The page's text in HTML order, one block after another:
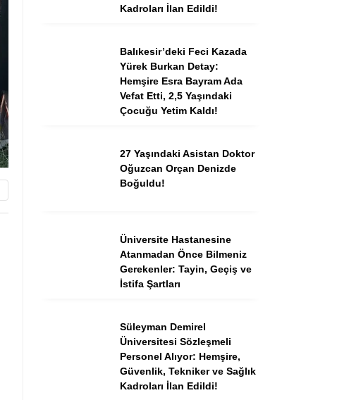
Kadroları İlan Edildi!
Balıkesir’deki Feci Kazada
Yürek Burkan Detay:
Hemşire Esra Bayram Ada
Vefat Etti, 2,5 Yaşındaki
Çocuğu Yetim Kaldı!
27 Yaşındaki Asistan Doktor
Oğuzcan Orçan Denizde
Boğuldu!
Üniversite Hastanesine
Atanmadan Önce Bilmeniz
Gerekenler: Tayin, Geçiş ve
İstifa Şartları
Süleyman Demirel
Üniversitesi Sözleşmeli
Personel Alıyor: Hemşire,
Güvenlik, Tekniker ve Sağlık
Kadroları İlan Edildi!